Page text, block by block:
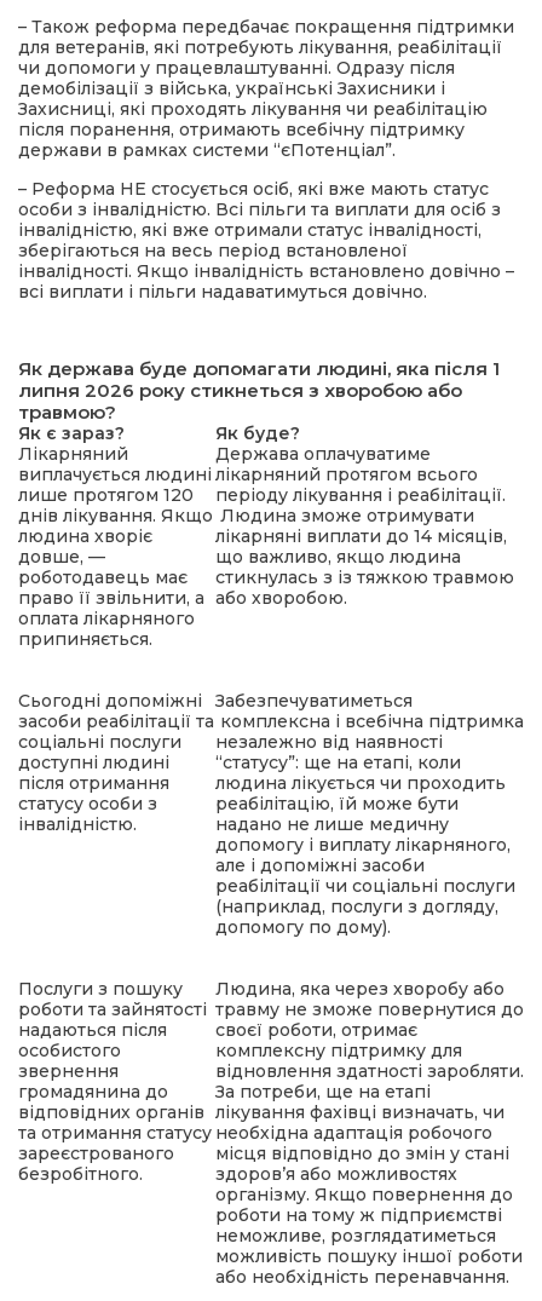
– Також реформа передбачає покращення підтримки
для ветеранів, які потребують лікування, реабілітації
чи допомоги у працевлаштуванні. Одразу після
демобілізації з війська, українські Захисники і
Захисниці, які проходять лікування чи реабілітацію
після поранення, отримають всебічну підтримку
держави в рамках системи “єПотенціал”.
– Реформа НЕ стосується осіб, які вже мають статус
особи з інвалідністю. Всі пільги та виплати для осіб з
інвалідністю, які вже отримали статус інвалідності,
зберігаються на весь період встановленої
інвалідності. Якщо інвалідність встановлено довічно –
всі виплати і пільги надаватимуться довічно.
Як держава буде допомагати людині, яка після 1
липня 2026 року стикнеться з хворобою або
травмою?
Як є зараз?
Як буде?
Лікарняний
виплачується людині
лише протягом 120
днів лікування. Якщо
людина хворіє
довше, —
роботодавець має
право її звільнити, а
оплата лікарняного
припиняється.
Держава оплачуватиме
лікарняний протягом всього
періоду лікування і реабілітації.
Людина зможе отримувати
лікарняні виплати до 14 місяців,
що важливо, якщо людина
стикнулась з із тяжкою травмою
або хворобою.
Сьогодні допоміжні
засоби реабілітації та
соціальні послуги
доступні людині
після отримання
статусу особи з
інвалідністю.
Забезпечуватиметься
комплексна і всебічна підтримка
незалежно від наявності
“статусу”: ще на етапі, коли
людина лікується чи проходить
реабілітацію, їй може бути
надано не лише медичну
допомогу і виплату лікарняного,
але і допоміжні засоби
реабілітації чи соціальні послуги
(наприклад, послуги з догляду,
допомогу по дому).
Послуги з пошуку
роботи та зайнятості
надаються після
особистого
звернення
громадянина до
відповідних органів
та отримання статусу
зареєстрованого
безробітного.
Людина, яка через хворобу або
травму не зможе повернутися до
своєї роботи, отримає
комплексну підтримку для
відновлення здатності заробляти.
За потреби, ще на етапі
лікування фахівці визначать, чи
необхідна адаптація робочого
місця відповідно до змін у стані
здоров’я або можливостях
організму. Якщо повернення до
роботи на тому ж підприємстві
неможливе, розглядатиметься
можливість пошуку іншої роботи
або необхідність перенавчання.